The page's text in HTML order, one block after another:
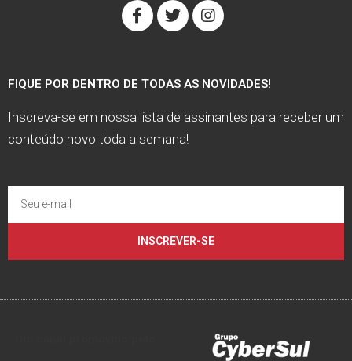
FIQUE POR DENTRO DE TODAS AS NOVIDADES!
Inscreva-se em nossa lista de assinantes para receber um
conteúdo novo toda a semana!
INSCREVER-SE